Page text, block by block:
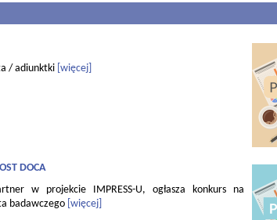
/ adiunktki [więcej]
DOCA
w projekcie IMPRESS-U, ogłasza konkurs na
badawczego [więcej]